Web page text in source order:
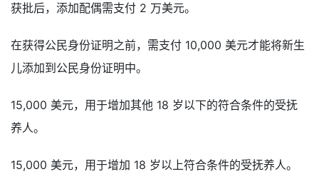
获批后，添加配偶需支付 2 万美元。
在获得公民身份证明之前，需支付 10,000 美元才能将新生
儿添加到公民身份证明中。
15,000 美元，用于增加其他 18 岁以下的符合条件的受抚
养人。
15,000 美元，用于增加 18 岁以上符合条件的受抚养人。